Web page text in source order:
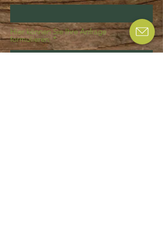
Hier können Sie Ihre Anfrage
formulieren: